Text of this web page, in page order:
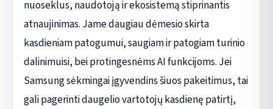
nuoseklus, naudotoją ir ekosistemą stiprinantis
atnaujinimas. Jame daugiau dėmesio skirta
kasdieniam patogumui, saugiam ir patogiam turinio
dalinimuisi, bei protingesnėms AI funkcijoms. Jei
Samsung sėkmingai įgyvendins šiuos pakeitimus, tai
gali pagerinti daugelio vartotojų kasdienę patirtį,